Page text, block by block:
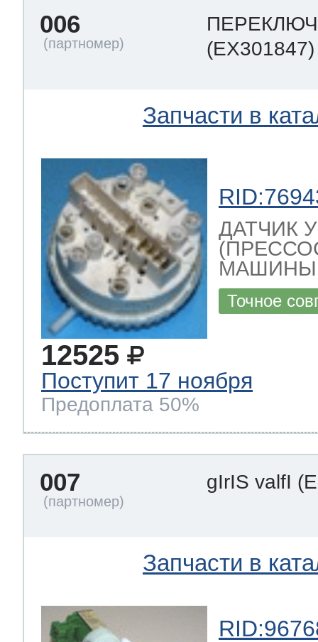
006
(EX301847)
Запчасти в
ДАТЧИК
МАШИНЫ ,
Точное
12525
Поступит 17 ноября
Предоплата 50%
007 gIrIS valfI
Запчасти в